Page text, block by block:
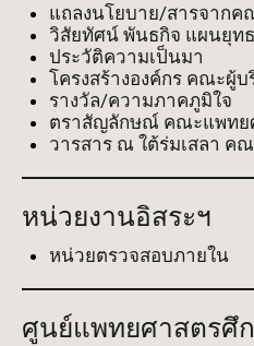
แถลงนโยบาย/สารจากค
วิสัยทัศน์ พันธกิจ แผนยุท
ประวัติความเป็นมา
โครงสร้างองค์กร คณะผู้บ
รางวัล/ความภาคภูมิใจ
ตราสัญลักษณ์ คณะแพทย
วารสาร ณ ใต้ร่มเสลา ค
หน่วยงานอิสระฯ
หน่วยตรวจสอบภายใน
ศูนย์แพทยศาสตรศึ